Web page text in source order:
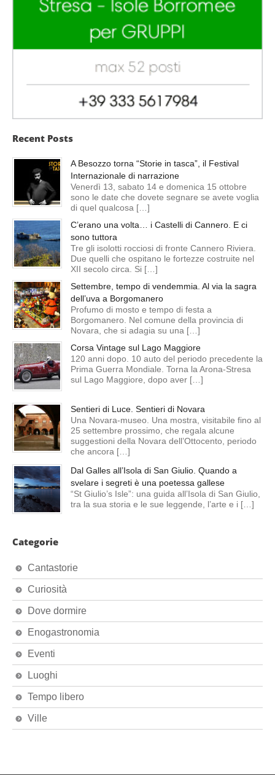
Recent Posts
A Besozzo torna “Storie in tasca”, il Festival
Internazionale di narrazione
Venerdì 13, sabato 14 e domenica 15 ottobre
sono le date che dovete segnare se avete voglia
di quel qualcosa […]
C’erano una volta… i Castelli di Cannero. E ci
sono tuttora
Tre gli isolotti rocciosi di fronte Cannero Riviera.
Due quelli che ospitano le fortezze costruite nel
XII secolo circa. Si […]
Settembre, tempo di vendemmia. Al via la sagra
dell’uva a Borgomanero
Profumo di mosto e tempo di festa a
Borgomanero. Nel comune della provincia di
Novara, che si adagia su una […]
Corsa Vintage sul Lago Maggiore
120 anni dopo. 10 auto del periodo precedente la
Prima Guerra Mondiale. Torna la Arona-Stresa
sul Lago Maggiore, dopo aver […]
Sentieri di Luce. Sentieri di Novara
Una Novara-museo. Una mostra, visitabile fino al
25 settembre prossimo, che regala alcune
suggestioni della Novara dell’Ottocento, periodo
che ancora […]
Dal Galles all’Isola di San Giulio. Quando a
svelare i segreti è una poetessa gallese
“St Giulio’s Isle”: una guida all’Isola di San Giulio,
tra la sua storia e le sue leggende, l’arte e i […]
Categorie
Cantastorie
Curiosità
Dove dormire
Enogastronomia
Eventi
Luoghi
Tempo libero
Ville